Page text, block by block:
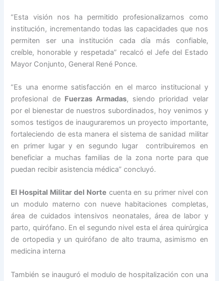
“Esta visión nos ha permitido profesionalizarnos como
institución, incrementando todas las capacidades que nos
permiten ser una institución cada día más confiable,
creíble, honorable y respetada” recalcó el Jefe del Estado
Mayor Conjunto, General René Ponce.
“Es una enorme satisfacción en el marco institucional y
profesional de Fuerzas Armadas, siendo prioridad velar
por el bienestar de nuestros subordinados, hoy venimos y
somos testigos de inauguraremos un proyecto importante,
fortaleciendo de esta manera el sistema de sanidad militar
en primer lugar y en segundo lugar contribuiremos en
beneficiar a muchas familias de la zona norte para que
puedan recibir asistencia médica” concluyó.
El Hospital Militar del Norte cuenta en su primer nivel con
un modulo materno con nueve habitaciones completas,
área de cuidados intensivos neonatales, área de labor y
parto, quirófano. En el segundo nivel esta el área quirúrgica
de ortopedia y un quirófano de alto trauma, asimismo en
medicina interna
También se inauguró el modulo de hospitalización con una